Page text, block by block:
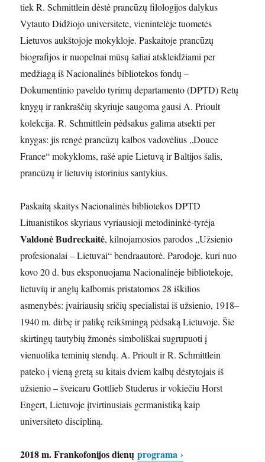
tiek R. Schmittlein dėstė prancūzų filologijos dalykus
Vytauto Didžiojo universitete, vienintelėje tuometės
Lietuvos aukštojoje mokykloje. Paskaitoje prancūzų
biografijos ir nuopelnai mūsų šaliai atskleidžiami per
medžiagą iš Nacionalinės bibliotekos fondų –
Dokumentinio paveldo tyrimų departamento (DPTD) Retų
knygų ir rankraščių skyriuje saugoma gausi A. Prioult
kolekcija. R. Schmittlein pėdsakus galima atsekti per
knygas: jis rengė prancūzų kalbos vadovėlius „Douce
France“ mokykloms, rašė apie Lietuvą ir Baltijos šalis,
prancūzų ir lietuvių istorinius santykius.
Paskaitą skaitys Nacionalinės bibliotekos DPTD
Lituanistikos skyriaus vyriausioji metodininkė-tyrėja
Valdonė Budreckaitė, kilnojamosios parodos „Užsienio
profesionalai – Lietuvai“ bendraautorė. Parodoje, kuri nuo
kovo 20 d. bus eksponuojama Nacionalinėje bibliotekoje,
lietuvių ir anglų kalbomis pristatomos 28 iškilios
asmenybės: įvairiausių sričių specialistai iš užsienio, 1918–
1940 m. dirbę ir palikę reikšmingą pėdsaką Lietuvoje. Šie
skirtingų tautybių žmonės simboliškai sugrupuoti į
vienuolika teminių stendų. A. Prioult ir R. Schmittlein
pateko į vieną gretą su kitais dviem kalbų dėstytojais iš
užsienio – šveicaru Gottlieb Studerus ir vokiečiu Horst
Engert, Lietuvoje įtvirtinusiais germanistiką kaip
universiteto discipliną.
2018 m. Frankofonijos dienųprograma ›